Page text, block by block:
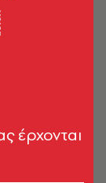
μάς
έρχονται